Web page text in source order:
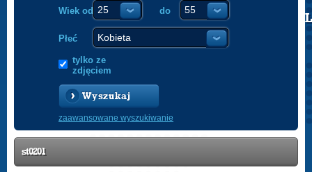
POLISH
Wiek od do
Płeć
tylko ze
zdjęciem
Wyszukaj
zaawansowane wyszukiwanie
st0201